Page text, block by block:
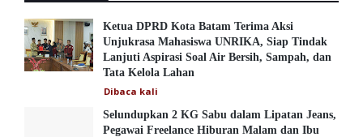
Ketua DPRD Kota Batam Terima Aksi
Unjukrasa Mahasiswa UNRIKA, Siap Tindak
Lanjuti Aspirasi Soal Air Bersih, Sampah, dan
Tata Kelola Lahan
Dibaca kali
Selundupkan 2 KG Sabu dalam Lipatan Jeans,
Pegawai Freelance Hiburan Malam dan Ibu